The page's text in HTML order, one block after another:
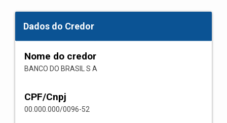
Dados do Credor
Nome do credor
BANCO DO BRASIL S A
CPF/Cnpj
00.000.000/0096-52